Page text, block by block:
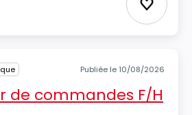
Ajouter
Publiée le 10/08/2026
de commandes F/H